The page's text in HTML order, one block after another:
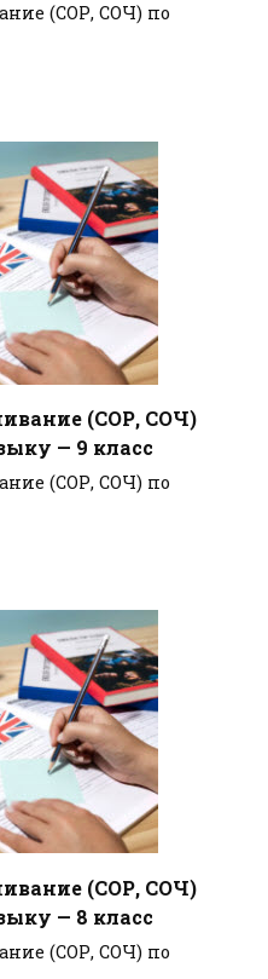
(СОР, СОЧ) по
(СОР, СОЧ)
— 9 класс
(СОР, СОЧ) по
(СОР, СОЧ)
— 8 класс
(СОР, СОЧ) по